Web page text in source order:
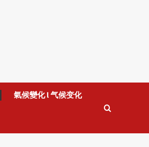
氣候變化 l 气候变化